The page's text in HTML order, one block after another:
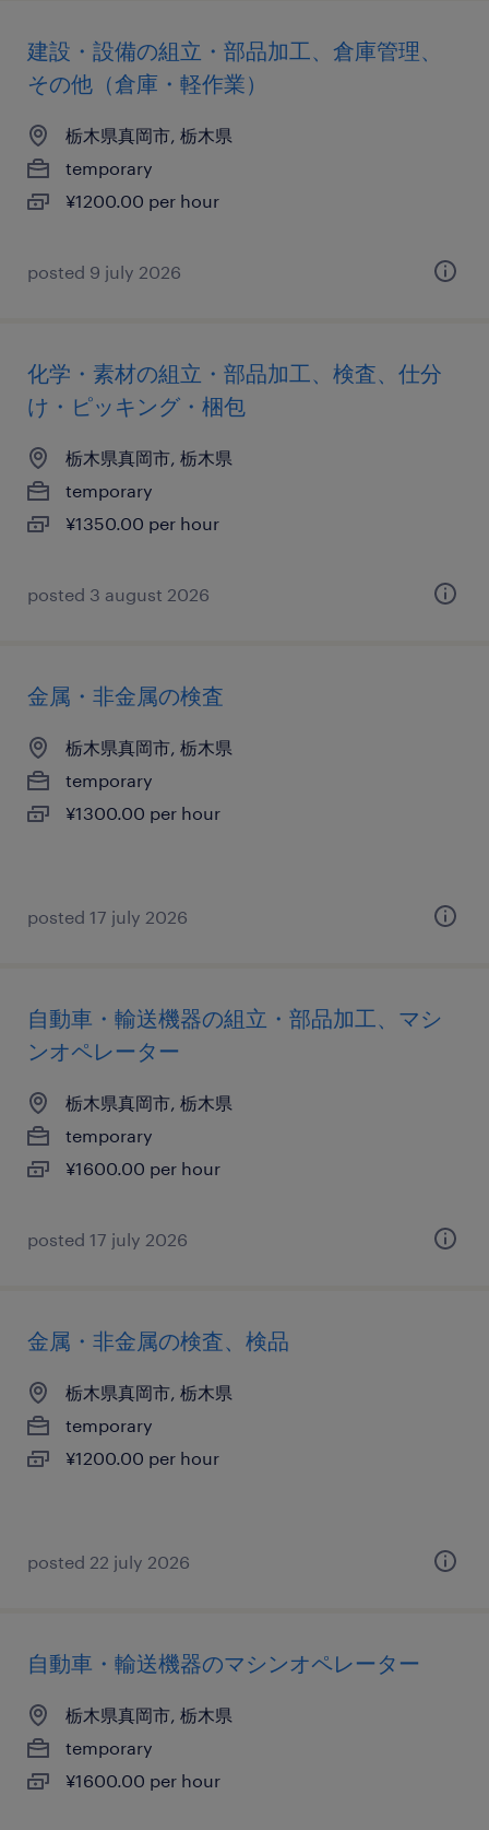
建設・設備の組立・部品加工、倉庫管理、
その他（倉庫・軽作業）
栃木県真岡市, 栃木県
temporary
¥1200.00 per hour
posted 9 july 2026
化学・素材の組立・部品加工、検査、仕分
け・ピッキング・梱包
栃木県真岡市, 栃木県
temporary
¥1350.00 per hour
posted 3 august 2026
金属・非金属の検査
栃木県真岡市, 栃木県
temporary
¥1300.00 per hour
posted 17 july 2026
自動車・輸送機器の組立・部品加工、マシ
ンオペレーター
栃木県真岡市, 栃木県
temporary
¥1600.00 per hour
posted 17 july 2026
金属・非金属の検査、検品
栃木県真岡市, 栃木県
temporary
¥1200.00 per hour
posted 22 july 2026
自動車・輸送機器のマシンオペレーター
栃木県真岡市, 栃木県
temporary
¥1600.00 per hour